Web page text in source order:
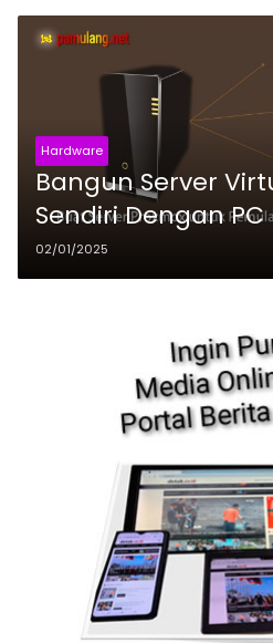
Hardware
Bangun Server
Sendiri Dengan PC
Panduan Lengkap
VE untuk Pemula
02/01/2025